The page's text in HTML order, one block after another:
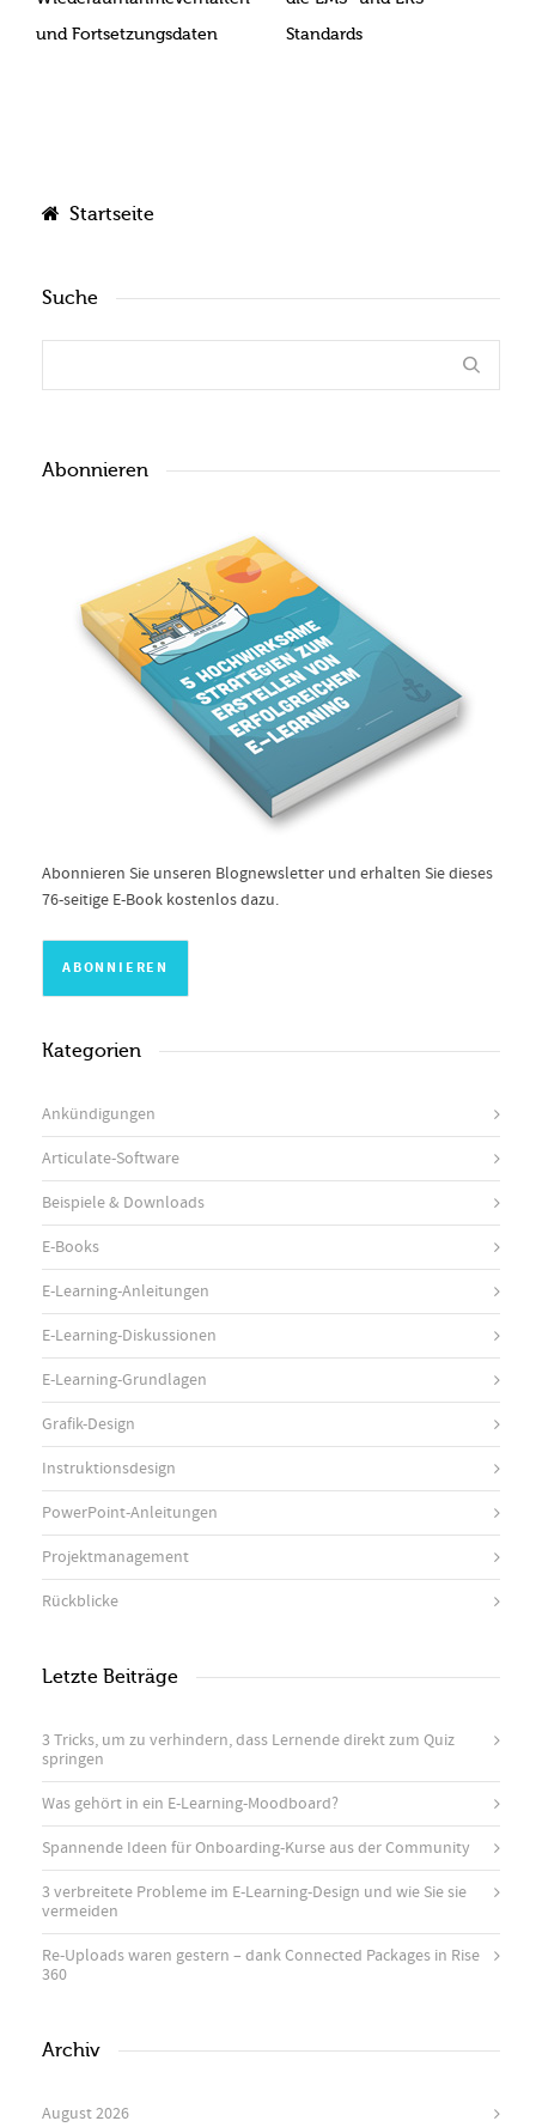
und Fortsetzungsdaten
Standards
Startseite
Suche
Abonnieren
Abonnieren Sie unseren Blognewsletter und erhalten Sie dieses
76-seitige E-Book kostenlos dazu.
Kategorien
Ankündigungen
Articulate-Software
Beispiele & Downloads
E-Books
E-Learning-Anleitungen
E-Learning-Diskussionen
E-Learning-Grundlagen
Grafik-Design
Instruktionsdesign
PowerPoint-Anleitungen
Projektmanagement
Rückblicke
Letzte Beiträge
3 Tricks, um zu verhindern, dass Lernende direkt zum Quiz
springen
Was gehört in ein E-Learning-Moodboard?
Spannende Ideen für Onboarding-Kurse aus der Community
3 verbreitete Probleme im E-Learning-Design und wie Sie sie
vermeiden
Re-Uploads waren gestern – dank Connected Packages in Rise
360
Archiv
August 2026